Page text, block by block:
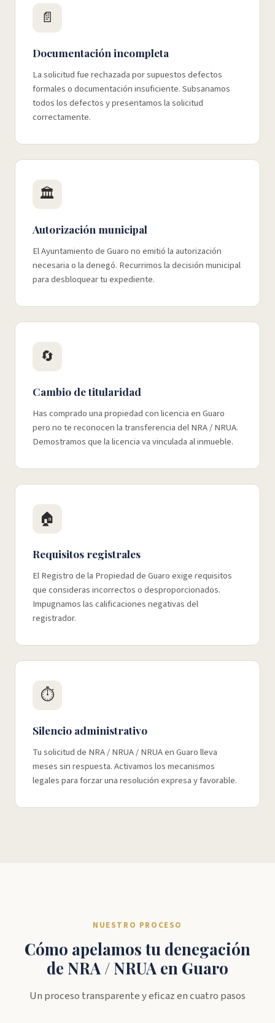
📄
Documentación incompleta
La solicitud fue rechazada por supuestos defectos
formales o documentación insuficiente. Subsanamos
todos los defectos y presentamos la solicitud
correctamente.
🏛️
Autorización municipal
El Ayuntamiento de Guaro no emitió la autorización
necesaria o la denegó. Recurrimos la decisión municipal
para desbloquear tu expediente.
🔄
Cambio de titularidad
Has comprado una propiedad con licencia en Guaro
pero no te reconocen la transferencia del NRA / NRUA.
Demostramos que la licencia va vinculada al inmueble.
🏠
Requisitos registrales
El Registro de la Propiedad de Guaro exige requisitos
que consideras incorrectos o desproporcionados.
Impugnamos las calificaciones negativas del
registrador.
⏱️
Silencio administrativo
Tu solicitud de NRA / NRUA / NRUA en Guaro lleva
meses sin respuesta. Activamos los mecanismos
legales para forzar una resolución expresa y favorable.
NUESTRO PROCESO
Cómo apelamos tu denegación
de NRA / NRUA en Guaro
Un proceso transparente y eficaz en cuatro pasos